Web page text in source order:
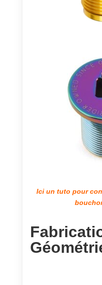
Ici un tuto pour